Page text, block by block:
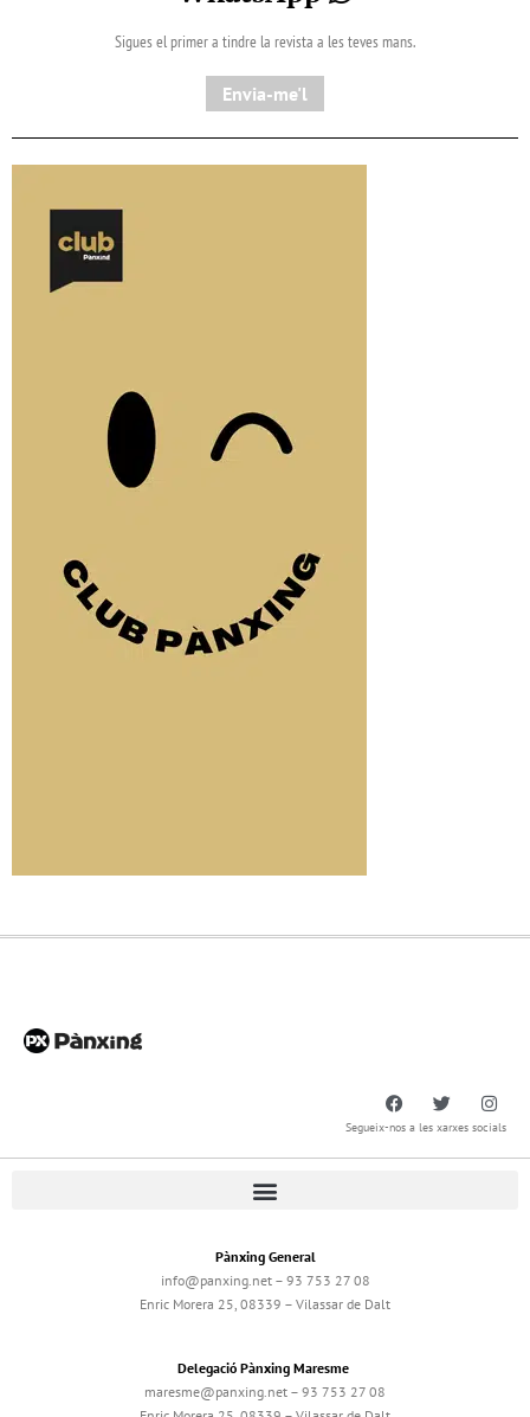
Sigues el primer a tindre la revista a les teves mans.
Envia-me'l
Segueix-nos a les xarxes socials
Pànxing General
info@panxing.net – 93 753 27 08
Enric Morera 25, 08339 – Vilassar de Dalt
Delegació Pànxing Maresme
maresme@panxing.net – 93 753 27 08